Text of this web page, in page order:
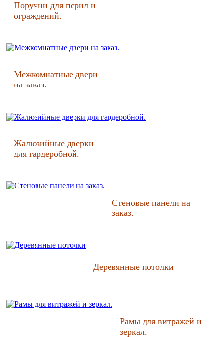
Поручни для перил и
ограждений.
Межкомнатные двери
на заказ.
Жалюзийные дверки
для гардеробной.
Стеновые панели на
заказ.
Деревянные потолки
Рамы для витражей и
зеркал.